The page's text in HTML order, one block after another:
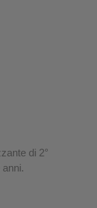
di 2°